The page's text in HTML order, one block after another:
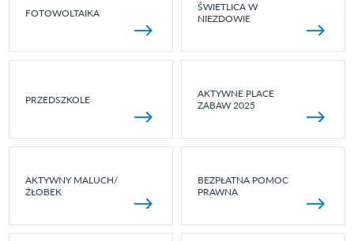
FOTOWOLTAIKA
ŚWIETLICA W
NIEZDOWIE
PRZEDSZKOLE
AKTYWNE PLACE
ZABAW 2025
AKTYWNY MALUCH/
ŻŁOBEK
BEZPŁATNA POMOC
PRAWNA